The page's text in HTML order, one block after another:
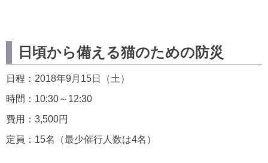
日頃から備える猫のための防災
日程：2018年9月15日（土）
時間：10:30～12:30
費用：3,500円
定員：15名（最少催行人数は4名）